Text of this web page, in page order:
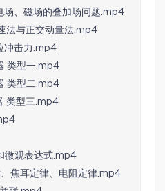
场、磁场的叠加场问题.mp4
法与正交动量法.mp4
冲击力.mp4
类型一.mp4
类型二.mp4
类型三.mp4
微观表达式.mp4
焦耳定律、电阻定律.mp4